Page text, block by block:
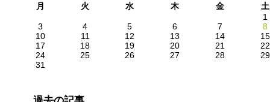
月 火 水 木 金
土
1
3
4 5 6 7
8
10
11 12 13 14
15
17
18 19 20 21
22
24
25 26 27 28
29
31